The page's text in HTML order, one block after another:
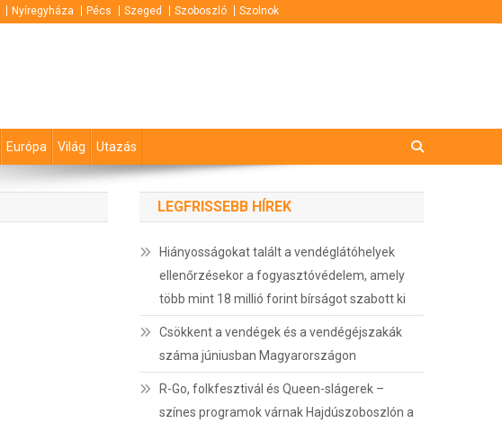
Nyíregyháza Pécs Szeged Szoboszló Szolnok
Európa Világ Utazás
LEGFRISSEBB HÍREK
Hiányosságokat talált a vendéglátóhelyek
ellenőrzésekor a fogyasztóvédelem, amely
több mint 18 millió forint bírságot szabott ki
Csökkent a vendégek és a vendégéjszakák
száma júniusban Magyarországon
R-Go, folkfesztivál és Queen-slágerek –
színes programok várnak Hajdúszoboszlón a